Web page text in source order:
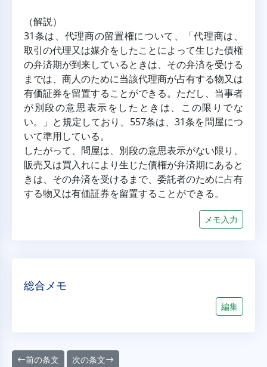
（解説）
31条は、代理商の留置権について、「代理商は、
取引の代理又は媒介をしたことによって生じた債権
の弁済期が到来しているときは、その弁済を受ける
までは、商人のために当該代理商が占有する物又は
有価証券を留置することができる。ただし、当事者
が別段の意思表示をしたときは、この限りでな
い。」と規定しており、557条は、31条を問屋につ
いて準用している。
したがって、問屋は、別段の意思表示がない限り、
販売又は買入れにより生じた債権が弁済期にあると
きは、その弁済を受けるまで、委託者のために占有
する物又は有価証券を留置することができる。
メモ入力
総合メモ
編集
前の条文 次の条文